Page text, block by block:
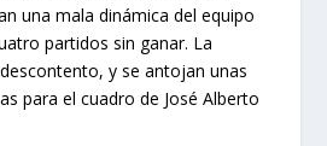
una mala dinámica del equipo
partidos sin ganar. La
y se antojan unas
para el cuadro de José Alberto